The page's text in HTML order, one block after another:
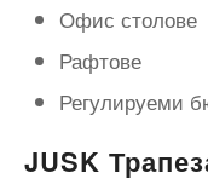
Офис столове
Рафтове
Регулируеми
JUSK